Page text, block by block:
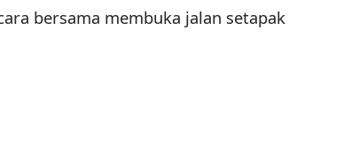
bersama membuka jalan setapak